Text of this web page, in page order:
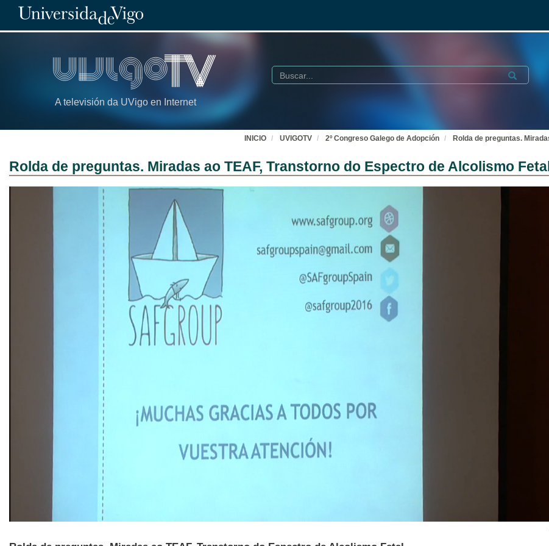
A televisión da UVigo en Internet
Buscar Submit
INICIO UVIGOTV 2º Congreso Galego de Adopción Rolda de preguntas.
Rolda de preguntas. Miradas ao TEAF, Transtorno do Espectro de Alcolismo